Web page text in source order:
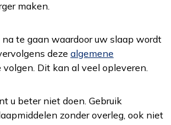
maken.
te gaan waardoor uw slaap wordt
deze algemene
volgen. Dit kan al veel opleveren.
u beter niet doen. Gebruik
zonder overleg, ook niet